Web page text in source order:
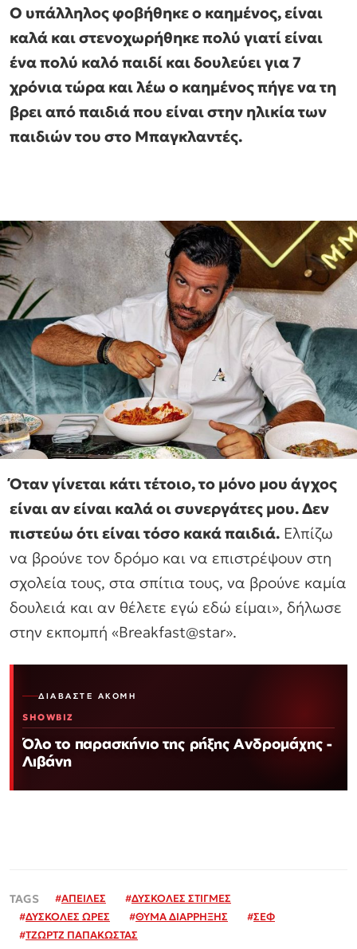
Ο υπάλληλος φοβήθηκε ο καημένος, είναι
καλά και στενοχωρήθηκε πολύ γιατί είναι
ένα πολύ καλό παιδί και δουλεύει για 7
χρόνια τώρα και λέω ο καημένος πήγε να τη
βρει από παιδιά που είναι στην ηλικία των
παιδιών του στο Μπαγκλαντές.
Όταν γίνεται κάτι τέτοιο, το μόνο μου άγχος
είναι αν είναι καλά οι συνεργάτες μου. Δεν
πιστεύω ότι είναι τόσο κακά παιδιά. Ελπίζω
να βρούνε τον δρόμο και να επιστρέψουν στη
σχολεία τους, στα σπίτια τους, να βρούνε καμία
δουλειά και αν θέλετε εγώ εδώ είμαι», δήλωσε
στην εκπομπή «Breakfast@star».
ΔΙΑΒΆΣΤΕ ΑΚΌΜΗ
SHOWBIZ
Όλο το παρασκήνιο της ρήξης Ανδρομάχης -
Λιβάνη
#ΑΠΕΙΛΕΣ #ΔΥΣΚΟΛΕΣ ΣΤΙΓΜΕΣ
#ΔΥΣΚΟΛΕΣ ΩΡΕΣ #ΘΥΜΑ ΔΙΑΡΡΗΞΗΣ #ΣΕΦ
#ΤΖΩΡΤΖ ΠΑΠΑΚΩΣΤΑΣ